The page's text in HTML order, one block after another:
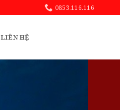
0853.116.116
LIÊN HỆ